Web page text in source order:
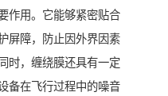
作用。它能够紧密贴合
屏障，防止因外界因素
时，缠绕膜还具有一定
备在飞行过程中的噪音